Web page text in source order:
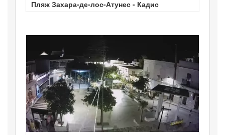
Пляж Захара-де-лос-Атунес - Кадис